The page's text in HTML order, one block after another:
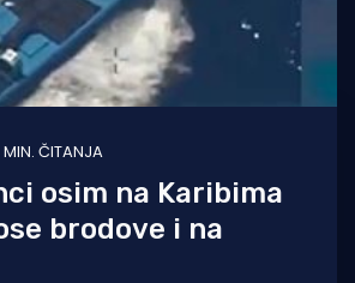
MIN. ČITANJA
osim na Karibima
brodove i na